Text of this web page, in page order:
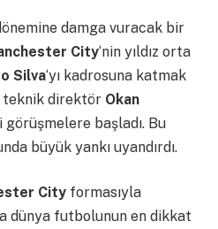
damga vuracak bir
City‘nin yıldız orta
Silva‘yı kadrosuna katmak
teknik direktör Okan
görüşmelere başladı. Bu
büyük yankı uyandırdı.
City formasıyla
dünya futbolunun en dikkat